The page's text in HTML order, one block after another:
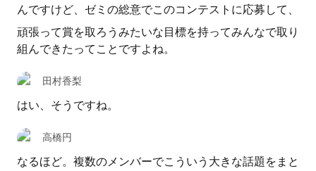
んですけど、ゼミの総意でこのコンテストに応募して、
頑張って賞を取ろうみたいな目標を持ってみんなで取り
組んできたってことですよね。
田村香梨
はい、そうですね。
高橋円
なるほど。複数のメンバーでこういう大きな話題をまと